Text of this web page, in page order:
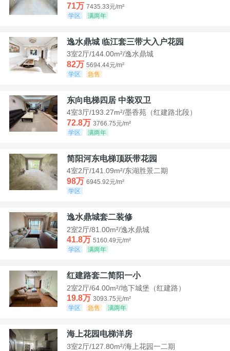
71万 7435.33元/m²
学区
满两年
逸水鼎城 临江套三带大入户花园
3室2厅/144.00m²/逸水鼎城
82万 5694.44元/m²
学区
急售
东向电梯四居 中装双卫
4室3厅/193.27m²/墨香苑（红建路北段）
72.8万 3766.75元/m²
学区
满两年
简阳河东电梯顶跃带花园
4室2厅/141.09m²/东湖胜景二期
98万 6945.92元/m²
学区
逸水鼎城套二装修
2室2厅/81.00m²/逸水鼎城
41.8万 5160.49元/m²
学区
满两年
红建路套二简阳一小
2室2厅/64.00m²/地下城堡（红建路）
19.8万 3093.75元/m²
学区
急售 满两年
海上花园电梯洋房
3室2厅/127.80m²/海上花园一二期